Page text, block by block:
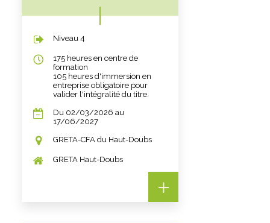
Niveau 4
175 heures en centre de
formation
105 heures d'immersion en
entreprise obligatoire pour
valider l'intégralité du titre.
Du 02/03/2026 au
17/06/2027
GRETA-CFA du Haut-Doubs
GRETA Haut-Doubs